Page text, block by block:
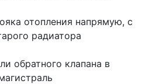
отопления напрямую, с
радиатора
обратного клапана в